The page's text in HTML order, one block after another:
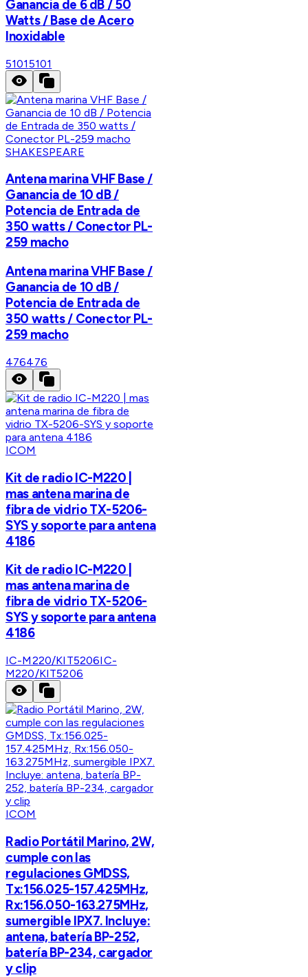
Ganancia de 6 dB / 50
Watts / Base de Acero
Inoxidable
51015101
SHAKESPEARE
Antena marina VHF Base /
Ganancia de 10 dB /
Potencia de Entrada de
350 watts / Conector PL-
259 macho
Antena marina VHF Base /
Ganancia de 10 dB /
Potencia de Entrada de
350 watts / Conector PL-
259 macho
476476
ICOM
Kit de radio IC-M220 |
mas antena marina de
fibra de vidrio TX-5206-
SYS y soporte para antena
4186
Kit de radio IC-M220 |
mas antena marina de
fibra de vidrio TX-5206-
SYS y soporte para antena
4186
IC-M220/KIT5206IC-
M220/KIT5206
ICOM
Radio Portátil Marino, 2W,
cumple con las
regulaciones GMDSS,
Tx:156.025-157.425MHz,
Rx:156.050-163.275MHz,
sumergible IPX7. Incluye:
antena, batería BP-252,
batería BP-234, cargador
y clip